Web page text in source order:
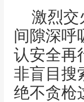
激烈交
间隙深呼
认安全再
非盲目搜
绝不贪枪